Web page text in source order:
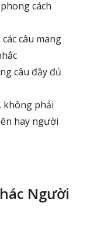
cách
câu mang
câu đầy đủ
không phải
hay người
Người